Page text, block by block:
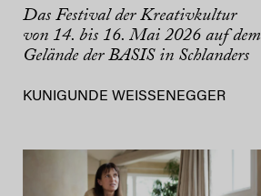
Das Festival der Kreativkultur
von 14. bis 16. Mai 2026 auf dem
Gelände der BASIS in Schlanders
KUNIGUNDE WEISSENEGGER